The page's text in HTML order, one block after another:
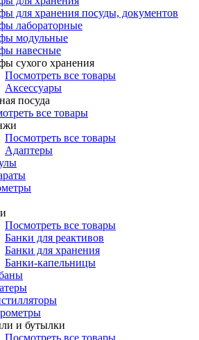
для хранения посуды, документов
лабораторные
модульные
навесные
сухого хранения
Посмотреть все товары
Аксессуары
посуда
все товары
Посмотреть все товары
Адаптеры
Посмотреть все товары
Банки для реактивов
Банки для хранения
Банки-капельницы
и бутылки
Посмотреть все товары